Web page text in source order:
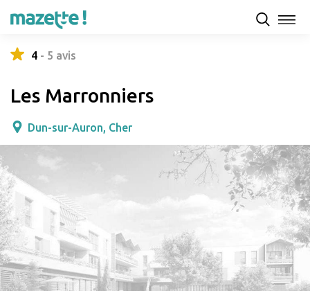
4 - 5 avis
Les Marronniers
Dun-sur-Auron, Cher